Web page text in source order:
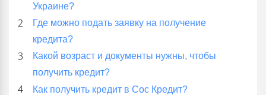
Украине?
Где можно подать заявку на получение
кредита?
Какой возраст и документы нужны, чтобы
получить кредит?
Как получить кредит в Сос Кредит?